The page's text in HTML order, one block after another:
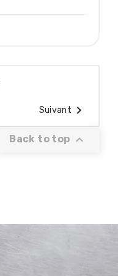
Suivant 
Back to top 